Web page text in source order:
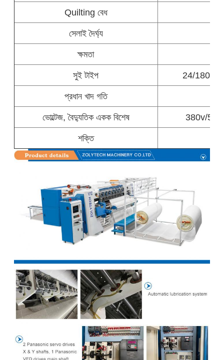
Quilting বেধ
সেলাই দৈর্ঘ্য
ক্ষমতা
সুই টাইপ
24/180
প্রধান খাদ গতি
ভোল্টেজ, বৈদ্যুতিক একক বিশেষ
380v/
শক্তি